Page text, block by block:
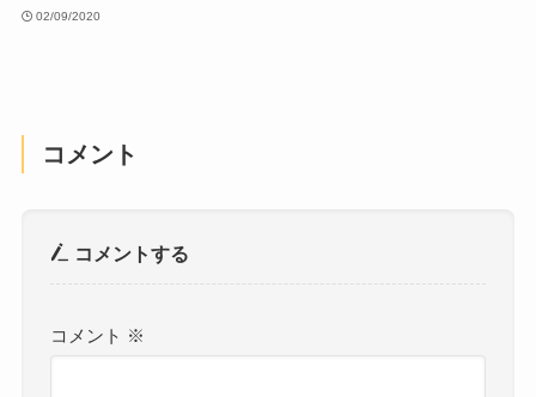
02/09/2020
コメント
コメントする
コメント ※